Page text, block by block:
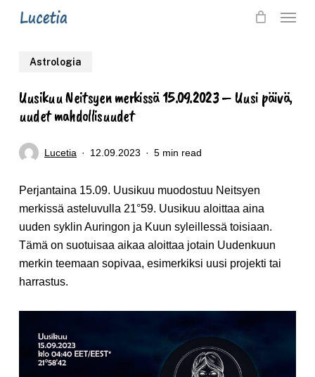
content
Menu
Astrologia
Uusikuu Neitsyen merkissä 15.09.2023 – Uusi päivä,
uudet mahdollisuudet
Lucetia 12.09.2023 5 min read
Perjantaina 15.09. Uusikuu muodostuu Neitsyen
merkissä asteluvulla 21°59. Uusikuu aloittaa aina
uuden syklin Auringon ja Kuun syleillessä toisiaan.
Tämä on suotuisaa aikaa aloittaa jotain Uudenkuun
merkin teemaan sopivaa, esimerkiksi uusi projekti tai
harrastus.